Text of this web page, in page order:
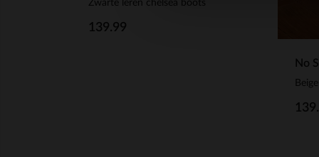
Zwarte leren chelsea boots
139.99
No